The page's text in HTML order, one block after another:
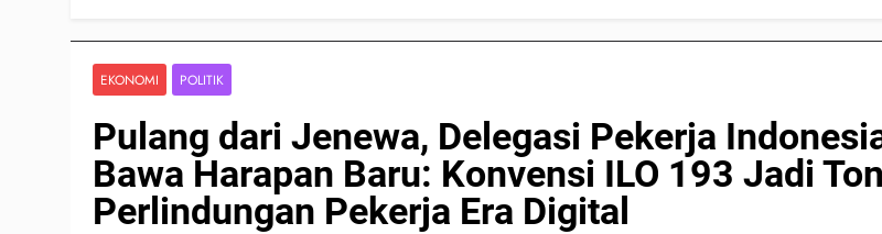
EKONOMI POLITIK
Pulang dari Jenewa, Delegasi Pekerja
Bawa Harapan Baru: Konvensi ILO 193 Jadi
Perlindungan Pekerja Era Digital